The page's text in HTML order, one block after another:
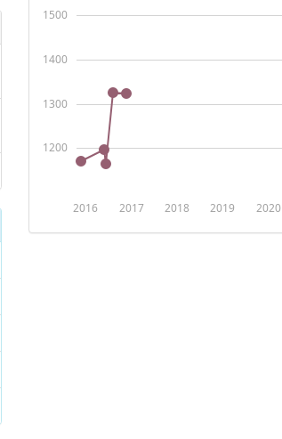
2016 2017 2018 2019 2020
1200
1300
1400
1500